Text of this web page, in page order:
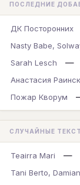
ПОСЛЕДНИЕ
ДК Посторонних
Nasty Babe,
Sarah Lesch
—
Анастасия
Пожар Кворум
СЛУЧАЙНЫЕ
Teairra Mari —
Tani Berto,